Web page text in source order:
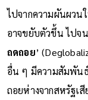
ไปจากความผันผวน
อาจขยับตัวขึ้น ไปจ
ถดถอย’
อื่น ๆ มีความสัมพัน
ถอยห่างจากสหรัฐเสี